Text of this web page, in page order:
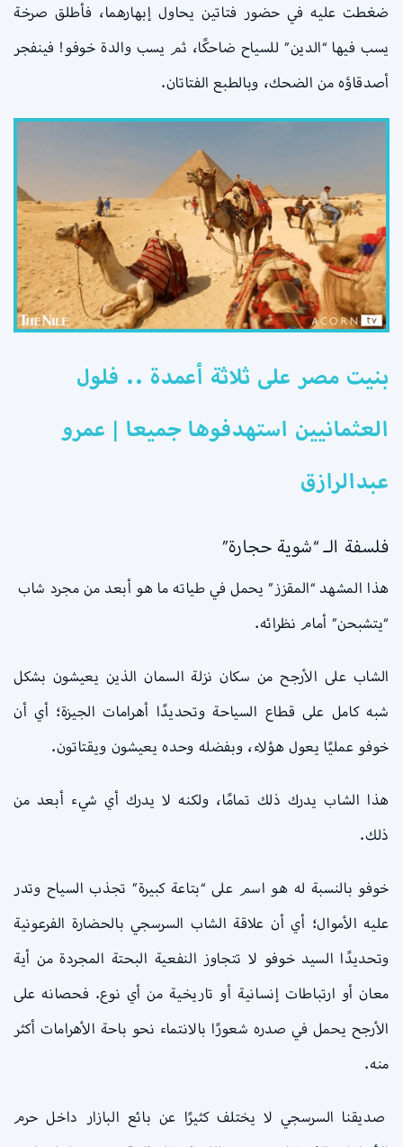
ضغطت عليه في حضور فتاتين يحاول إبهارهما، فأطلق صرخة
يسب فيها “الدين” للسياح ضاحكًا، ثم يسب والدة خوفو! فينفجر
أصدقاؤه من الضحك، وبالطبع الفتاتان.
بنيت مصر على ثلاثة أعمدة .. فلول
العثمانيين استهدفوها جميعا | عمرو
عبدالرازق
فلسفة الـ “شوية حجارة”
هذا المشهد “المقزز” يحمل في طياته ما هو أبعد من مجرد شاب
“يتشبحن” أمام نظرائه.
الشاب على الأرجح من سكان نزلة السمان الذين يعيشون بشكل
شبه كامل على قطاع السياحة وتحديدًا أهرامات الجيزة؛ أي أن
خوفو عمليًا يعول هؤلاء، وبفضله وحده يعيشون ويقتاتون.
هذا الشاب يدرك ذلك تمامًا، ولكنه لا يدرك أي شيء أبعد من
ذلك.
خوفو بالنسبة له هو اسم على “بتاعة كبيرة” تجذب السياح وتدر
عليه الأموال؛ أي أن علاقة الشاب السرسجي بالحضارة الفرعونية
وتحديدًا السيد خوفو لا تتجاوز النفعية البحتة المجردة من أية
معان أو ارتباطات إنسانية أو تاريخية من أي نوع. فحصانه على
الأرجح يحمل في صدره شعورًا بالانتماء نحو باحة الأهرامات أكثر
منه.
صديقنا السرسجي لا يختلف كثيرًا عن بائع البازار داخل حرم